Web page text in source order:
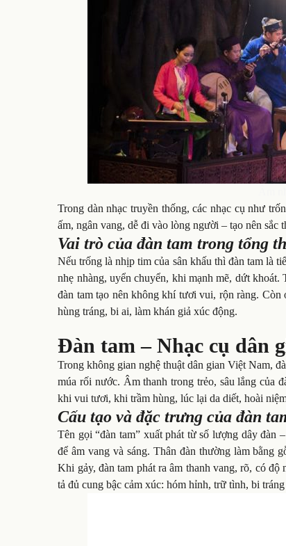
Trong dàn nhạc truyền thống, các nhạc cụ như
ấm, ngân vang, dễ đi vào lòng người – tạo nên sắc
Vai trò của đàn tam trong tổng
Nếu trống là nhịp tim của sân khấu thì đàn tam là
nhẹ nhàng, uyển chuyển, khi mạnh mẽ, dứt khoát.
đàn tam tạo nên không khí tươi vui, rộn ràng.
hùng tráng, bi ai, làm khán giả xúc động.
Đàn tam – Nhạc cụ dân
Trong không gian nghệ thuật dân gian Việt Nam,
múa rối nước. Âm thanh trong trẻo, sâu lắng của
khi vui tươi, khi trầm hùng, lúc lại da diết, hoài
Cấu tạo và đặc trưng của đàn
Tên gọi “đàn tam” xuất phát từ số lượng dây đàn
để âm vang và sáng. Thân đàn thường làm bằng
Khi gảy, đàn tam phát ra âm thanh vang, rõ, có
tả đủ cung bậc cảm xúc: hóm hỉnh, trữ tình, bi